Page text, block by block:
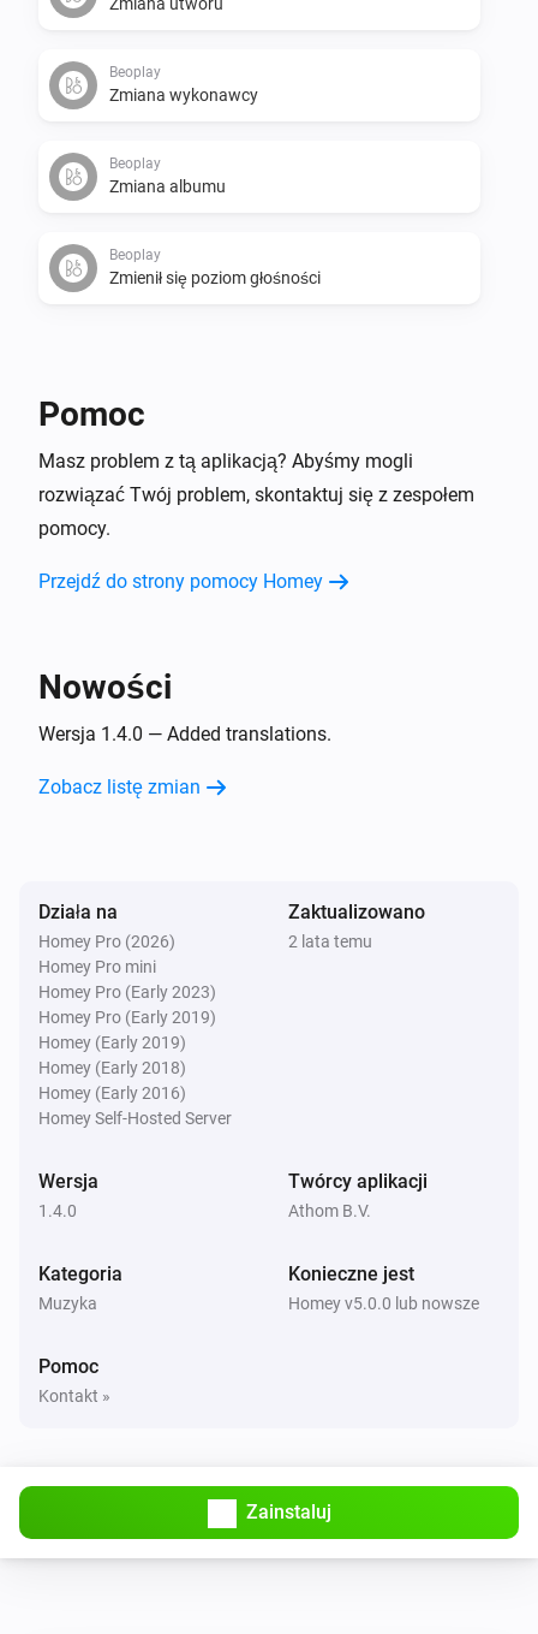
Beoplay
Zmiana wykonawcy
Beoplay
Zmiana albumu
Beoplay
Zmienił się poziom głośności
odtwarza
Wtedy...
Odtwórz
Beoplay
Beoplay
Wróć
Beoplay
Ustaw poziom głośności na
Beoplay
Ustaw względny poziom głośności
Pomoc
Masz problem z tą aplikacją? Abyśmy mogli
rozwiązać Twój problem, skontaktuj się z zespołem
pomocy.
Przejdź do strony pomocy Homey
Nowości
Wersja 1.4.0 — Added translations.
Zobacz listę zmian
Działa na
Homey Pro (2026)
Homey Pro mini
Homey Pro (Early 2023)
Homey Pro (Early 2019)
Homey (Early 2019)
Homey (Early 2018)
Homey (Early 2016)
Homey Self-Hosted Server
Zaktualizowano
2 lata temu
Wersja
1.4.0
Twórcy aplikacji
Athom B.V.
Kategoria
Muzyka
Konieczne jest
Homey v5.0.0 lub nowsze
Pomoc
Kontakt »
Zainstaluj